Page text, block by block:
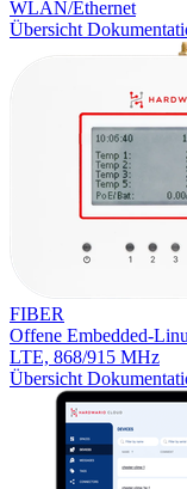
WLAN/Ethernet
Übersicht
FIBER
Offene Embedded-
LTE, 868/915 MHz
Übersicht